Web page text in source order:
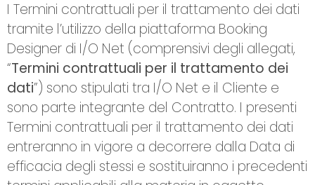
I Termini contrattuali per il trattamento dei dati
tramite l’utilizzo della piattaforma Booking
Designer di I/O Net (comprensivi degli allegati,
“Termini contrattuali per il trattamento dei
dati”) sono stipulati tra I/O Net e il Cliente e
sono parte integrante del Contratto. I presenti
Termini contrattuali per il trattamento dei dati
entreranno in vigore a decorrere dalla Data di
efficacia degli stessi e sostituiranno i precedenti